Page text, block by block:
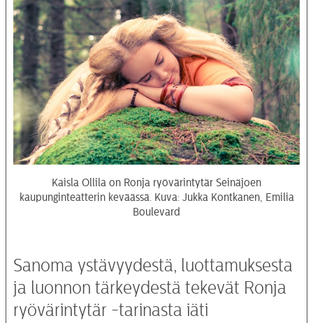
Kaisla Ollila on Ronja ryövärintytär Seinäjoen
kaupunginteatterin keväässä. Kuva: Jukka Kontkanen, Emilia
Boulevard
Sanoma ystävyydestä, luottamuksesta
ja luonnon tärkeydestä tekevät Ronja
ryövärintytär -tarinasta iäti